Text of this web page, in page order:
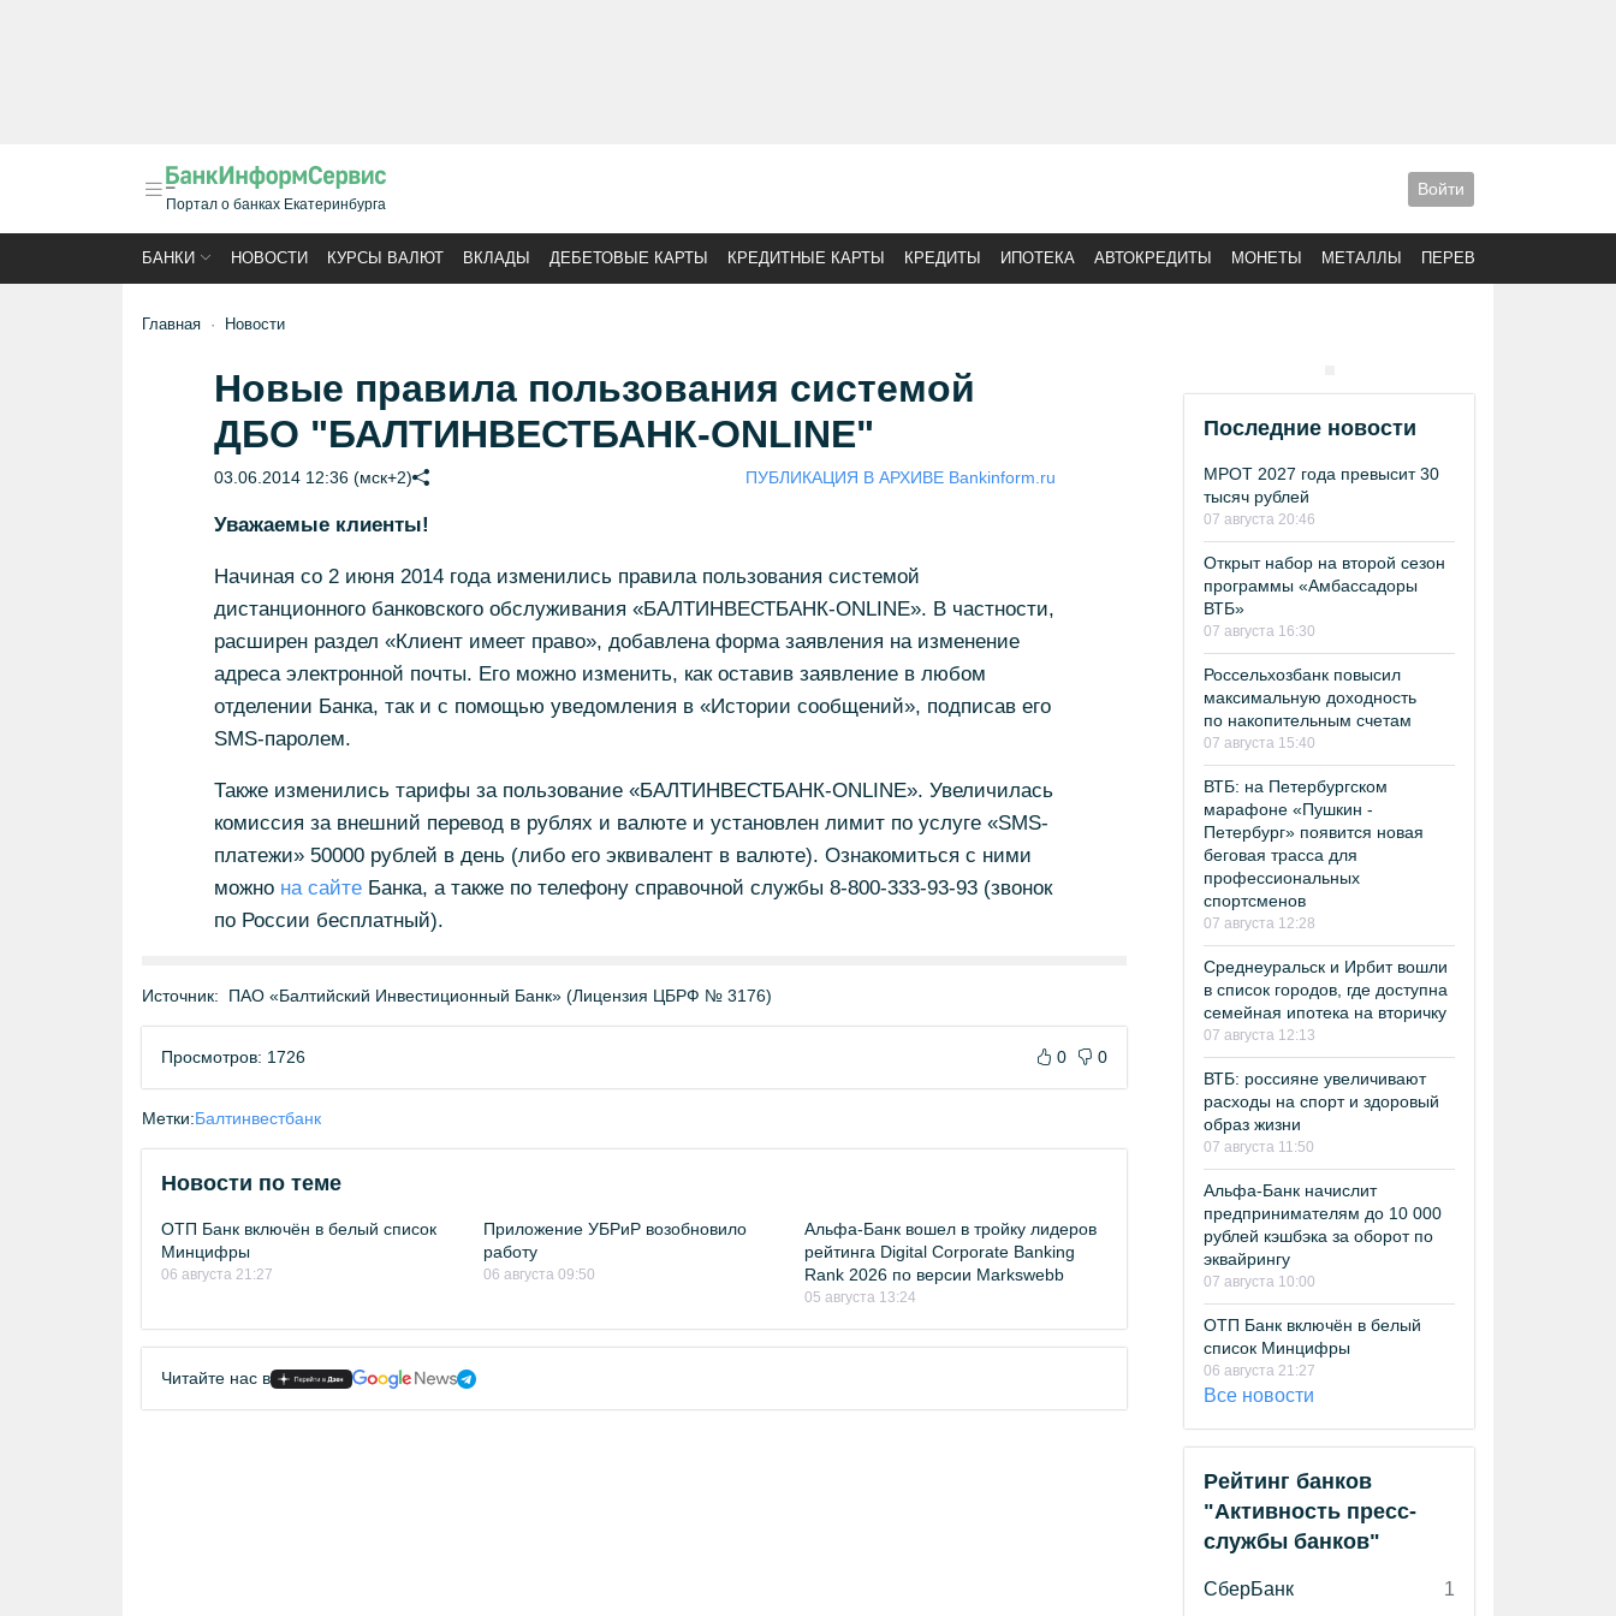
Портал о банках Екатеринбурга
Войти
БАНКИ НОВОСТИ КУРСЫ ВАЛЮТ ВКЛАДЫ ДЕБЕТОВЫЕ КАРТЫ КРЕДИТНЫЕ КАРТЫ КРЕДИТЫ ИПОТЕКА АВТОКРЕДИТЫ МОНЕТЫ МЕТАЛЛЫ ПЕРЕВОДЫ
Главная Новости
Новые правила пользования системой
ДБО "БАЛТИНВЕСТБАНК-ONLINE"
03.06.2014 12:36 (мск+2) ПУБЛИКАЦИЯ В АРХИВЕ Bankinform.ru
Уважаемые клиенты!
Начиная со 2 июня 2014 года изменились правила пользования системой
дистанционного банковского обслуживания «БАЛТИНВЕСТБАНК-ONLINE». В частности,
расширен раздел «Клиент имеет право», добавлена форма заявления на изменение
адреса электронной почты. Его можно изменить, как оставив заявление в любом
отделении Банка, так и с помощью уведомления в «Истории сообщений», подписав его
SMS-паролем.
Также изменились тарифы за пользование «БАЛТИНВЕСТБАНК-ONLINE». Увеличилась
комиссия за внешний перевод в рублях и валюте и установлен лимит по услуге «SMS-
платежи» 50000 рублей в день (либо его эквивалент в валюте). Ознакомиться с ними
можно на сайтеБанка, а также по телефону справочной службы 8-800-333-93-93 (звонок
по России бесплатный).
Источник: ПАО «Балтийский Инвестиционный Банк» (Лицензия ЦБРФ № 3176)
Просмотров: 1726 0 0
Метки:Балтинвестбанк
Новости по теме
ОТП Банк включён в белый список
Минцифры
06 августа 21:27
Приложение УБРиР возобновило
работу
06 августа 09:50
Альфа-Банк вошел в тройку лидеров
рейтинга Digital Corporate Banking
Rank 2026 по версии Markswebb
05 августа 13:24
Читайте нас в
Последние новости
МРОТ 2027 года превысит 30
тысяч рублей
07 августа 20:46
Открыт набор на второй сезон
программы «Амбассадоры
ВТБ»
07 августа 16:30
Россельхозбанк повысил
максимальную доходность
по накопительным счетам
07 августа 15:40
ВТБ: на Петербургском
марафоне «Пушкин -
Петербург» появится новая
беговая трасса для
профессиональных
спортсменов
07 августа 12:28
Среднеуральск и Ирбит вошли
в список городов, где доступна
семейная ипотека на вторичку
07 августа 12:13
ВТБ: россияне увеличивают
расходы на спорт и здоровый
образ жизни
07 августа 11:50
Альфа-Банк начислит
предпринимателям до 10 000
рублей кэшбэка за оборот по
эквайрингу
07 августа 10:00
ОТП Банк включён в белый
список Минцифры
06 августа 21:27
Все новости
Рейтинг банков
"Активность пресс-
службы банков"
СберБанк
1